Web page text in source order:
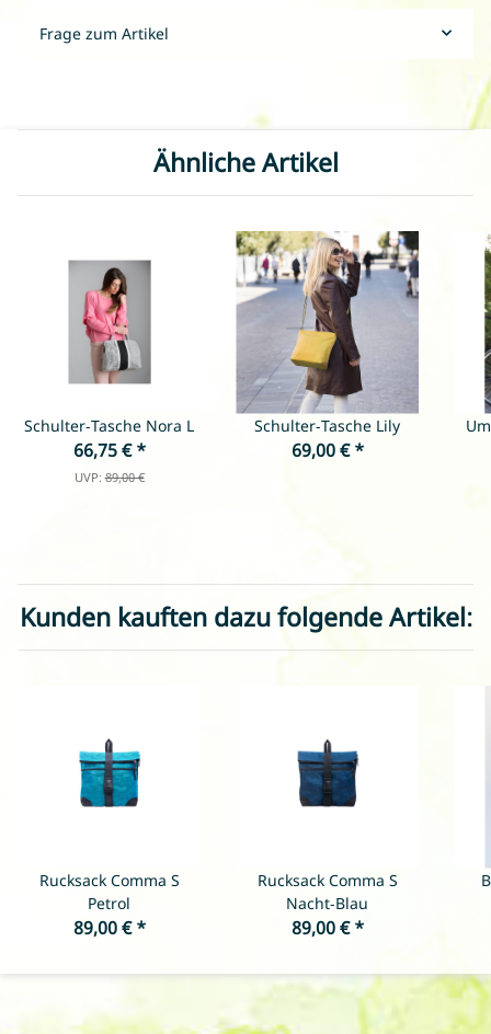
Frage zum Artikel
Ähnliche Artikel
Schulter-Tasche Nora L
66,75 €*
UVP:89,00 €
Schulter-Tasche Lily
69,00 €*
Kunden kauften dazu folgende Artikel:
Rucksack Comma S
Petrol
89,00 €*
Rucksack Comma S
Nacht-Blau
89,00 €*